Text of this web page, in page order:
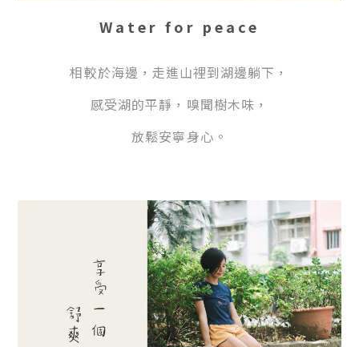
Water for peace
相較於海邊，走進山裡到湖邊躺下，
感受湖的平靜，嗅聞樹木味，
放鬆安寧身心。